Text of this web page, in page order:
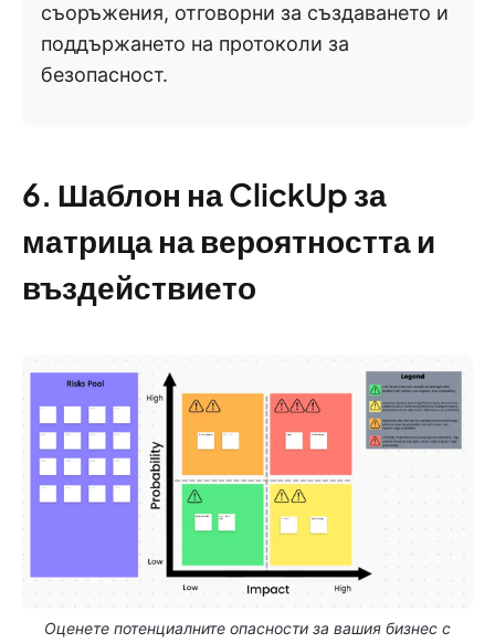
съоръжения, отговорни за създаването и
поддържането на протоколи за
безопасност.
6. Шаблон на ClickUp за
матрица на вероятността и
въздействието
Оценете потенциалните опасности за вашия бизнес с